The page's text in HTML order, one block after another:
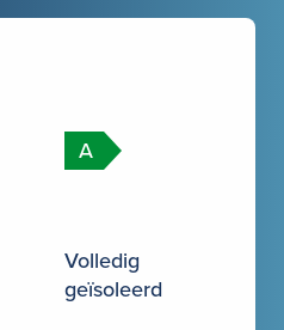
A
Volledig
geïsoleerd